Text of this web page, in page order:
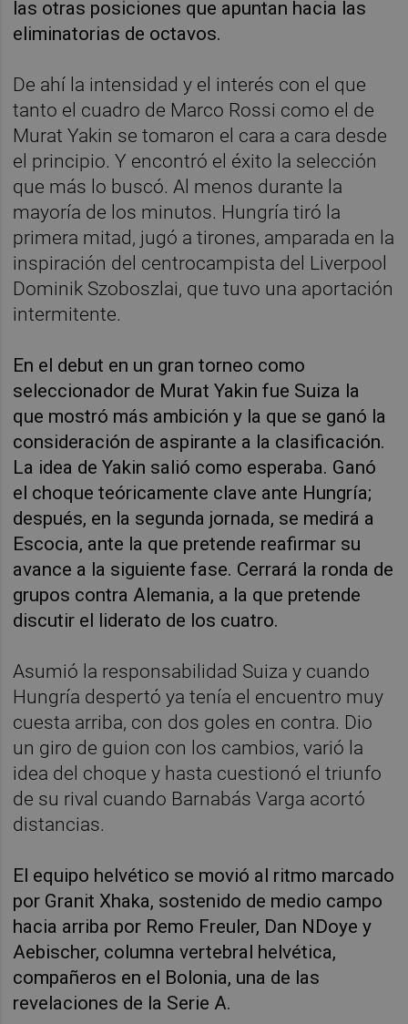
las otras posiciones que apuntan hacia las
eliminatorias de octavos.
De ahí la intensidad y el interés con el que
tanto el cuadro de Marco Rossi como el de
Murat Yakin se tomaron el cara a cara desde
el principio. Y encontró el éxito la selección
que más lo buscó. Al menos durante la
mayoría de los minutos. Hungría tiró la
primera mitad, jugó a tirones, amparada en la
inspiración del centrocampista del Liverpool
Dominik Szoboszlai, que tuvo una aportación
intermitente.
En el debut en un gran torneo como
seleccionador de Murat Yakin fue Suiza la
que mostró más ambición y la que se ganó la
consideración de aspirante a la clasificación.
La idea de Yakin salió como esperaba. Ganó
el choque teóricamente clave ante Hungría;
después, en la segunda jornada, se medirá a
Escocia, ante la que pretende reafirmar su
avance a la siguiente fase. Cerrará la ronda de
grupos contra Alemania, a la que pretende
discutir el liderato de los cuatro.
Asumió la responsabilidad Suiza y cuando
Hungría despertó ya tenía el encuentro muy
cuesta arriba, con dos goles en contra. Dio
un giro de guion con los cambios, varió la
idea del choque y hasta cuestionó el triunfo
de su rival cuando Barnabás Varga acortó
distancias.
El equipo helvético se movió al ritmo marcado
por Granit Xhaka, sostenido de medio campo
hacia arriba por Remo Freuler, Dan NDoye y
Aebischer, columna vertebral helvética,
compañeros en el Bolonia, una de las
revelaciones de la Serie A.